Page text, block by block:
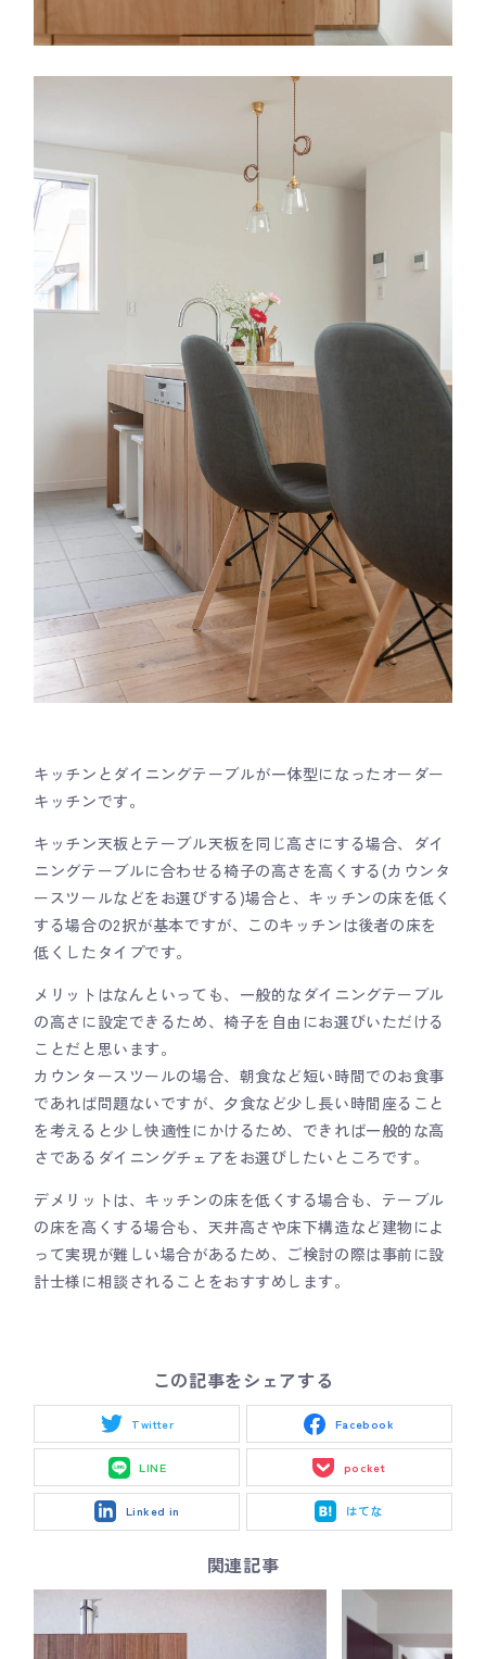
キッチンとダイニングテーブルが一体型になったオーダー
キッチンです。
キッチン天板とテーブル天板を同じ高さにする場合、ダイ
ニングテーブルに合わせる椅子の高さを高くする(カウンタ
ースツールなどをお選びする)場合と、キッチンの床を低く
する場合の2択が基本ですが、このキッチンは後者の床を
低くしたタイプです。
メリットはなんといっても、一般的なダイニングテーブル
の高さに設定できるため、椅子を自由にお選びいただける
ことだと思います。
カウンタースツールの場合、朝食など短い時間でのお食事
であれば問題ないですが、夕食など少し長い時間座ること
を考えると少し快適性にかけるため、できれば一般的な高
さであるダイニングチェアをお選びしたいところです。
デメリットは、キッチンの床を低くする場合も、テーブル
の床を高くする場合も、天井高さや床下構造など建物によ
って実現が難しい場合があるため、ご検討の際は事前に設
計士様に相談されることをおすすめします。
この記事をシェアする
Twitter Facebook
LINE pocket
Linked in はてな
関連記事